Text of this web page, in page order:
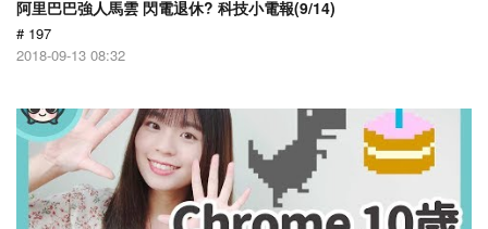
阿里巴巴強人馬雲 閃電退休? 科技小電報(9/14)
# 197
2018-09-13 08:32